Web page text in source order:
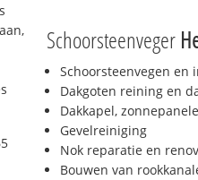
Schoorsteenveger
Schoorsteenvegen en
Dakgoten reining en
Dakkapel,
Gevelreiniging
Nok reparatie en
Bouwen van